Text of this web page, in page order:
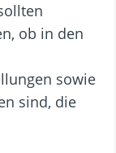
ob in den
sowie
sind, die